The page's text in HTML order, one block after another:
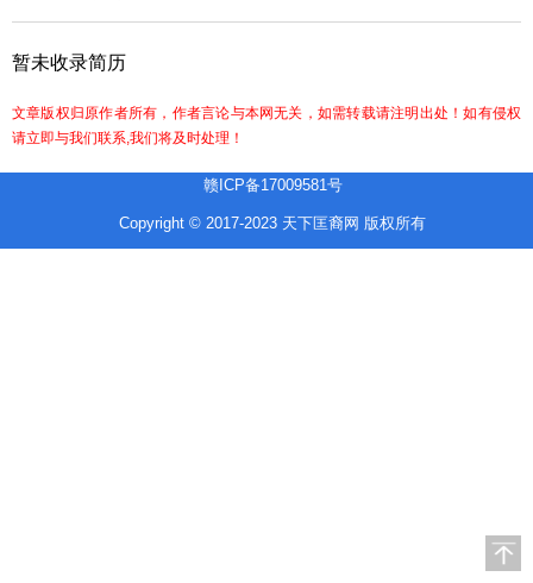
暂未收录简历
文章版权归原作者所有，作者言论与本网无关，如需转载请注明出处！如有侵权
请立即与我们联系,我们将及时处理！
赣ICP备17009581号
Copyright © 2017-2023 天下匡裔网 版权所有